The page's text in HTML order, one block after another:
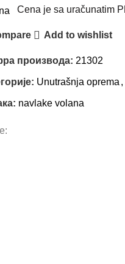
Cena je sa uračunatim
Add to wishlist
производа: 21302
Unutrašnja oprema ,
navlake volana